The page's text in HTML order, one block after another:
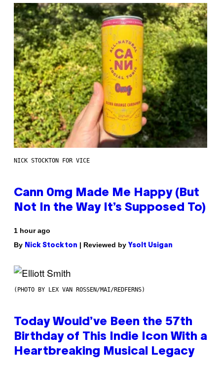
NICK STOCKTON FOR VICE
Cann 0mg Made Me Happy (But
Not In the Way It’s Supposed To)
1 hour ago
By Nick Stockton | Reviewed by Ysolt Usigan
(PHOTO BY LEX VAN ROSSEN/MAI/REDFERNS)
Today Would’ve Been the 57th
Birthday of This Indie Icon With a
Heartbreaking Musical Legacy